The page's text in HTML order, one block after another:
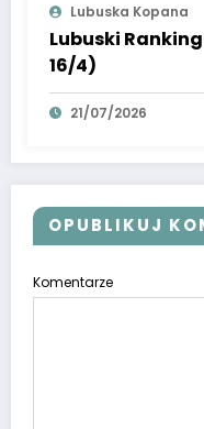
Lubuska Kopana
Lubuski
16/4)
21/07/2026
OPUBLIKUJ
Komentarze